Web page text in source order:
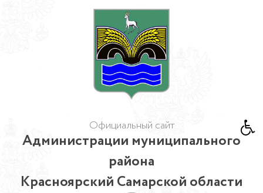
Официальный сайт
Администрации муниципального
района
Красноярский Самарской области